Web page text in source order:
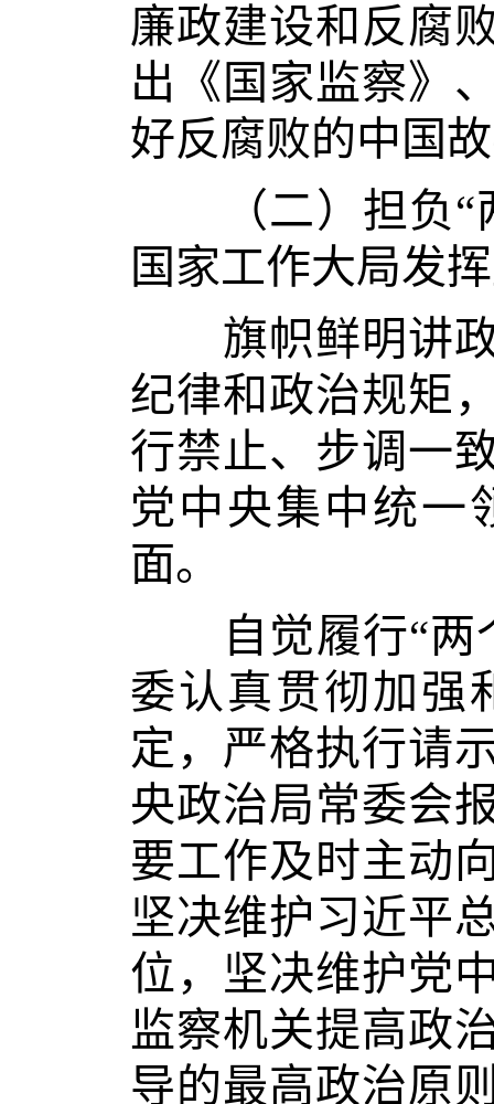
廉政建设和反腐
出《国家监察》
好反腐败的中国
（二）担负“
国家工作大局发
旗帜鲜明讲政
纪律和政治规矩
行禁止、步调一
党中央集中统一
面。
自觉履行“两
委认真贯彻加强
定，严格执行请
央政治局常委会
要工作及时主动
坚决维护习近平
位，坚决维护党
监察机关提高政
导的最高政治原